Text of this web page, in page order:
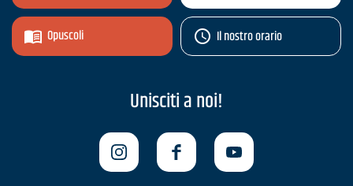
Opuscoli Il nostro orario
Unisciti a noi!